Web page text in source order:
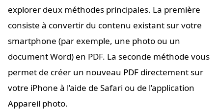
explorer deux méthodes principales. La première
consiste à convertir du contenu existant sur votre
smartphone (par exemple, une photo ou un
document Word) en PDF. La seconde méthode vous
permet de créer un nouveau PDF directement sur
votre iPhone à l’aide de Safari ou de l’application
Appareil photo.